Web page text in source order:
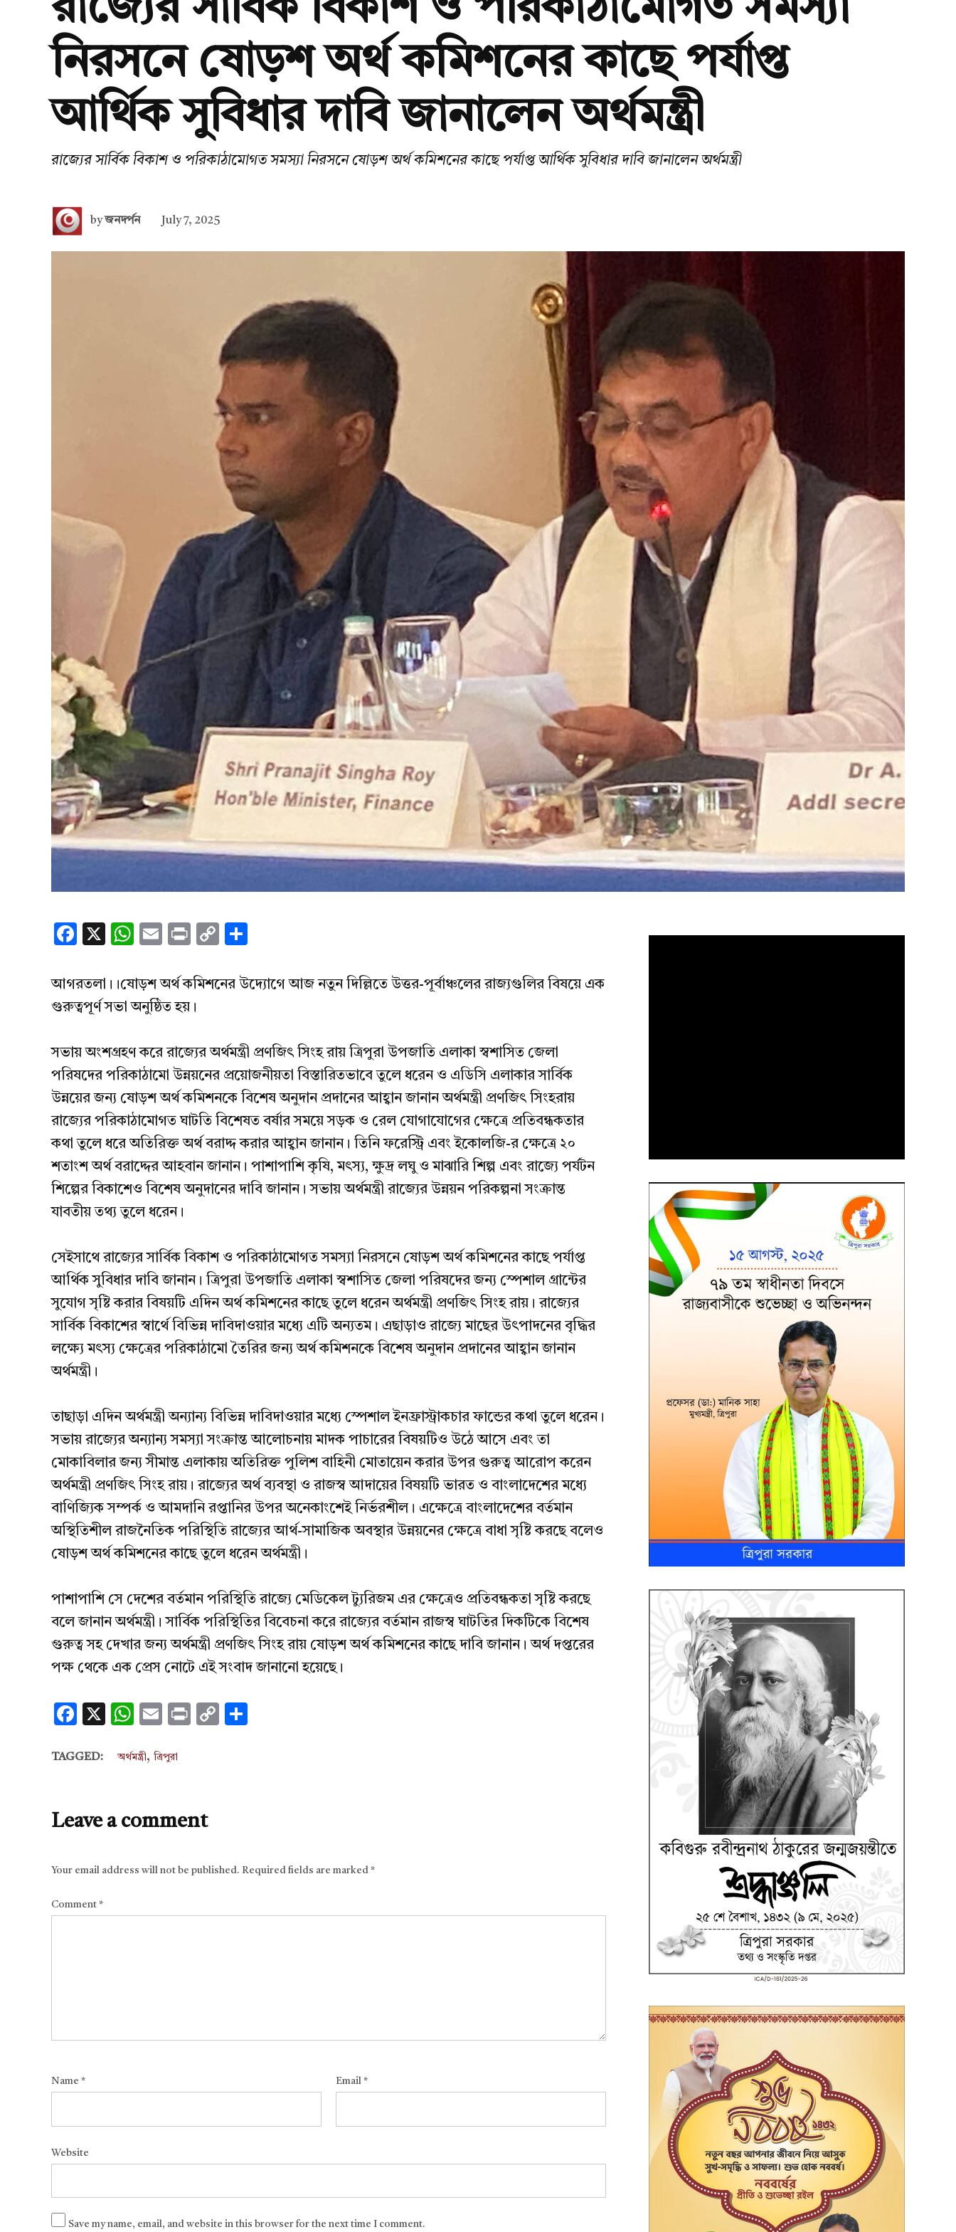
রাজ্যের সার্বিক বিকাশ ও পরিকাঠামোগত সমস্যা
নিরসনে ষোড়শ অর্থ কমিশনের কাছে পর্যাপ্ত
আর্থিক সুবিধার দাবি জানালেন অর্থমন্ত্রী
রাজ্যের সার্বিক বিকাশ ও পরিকাঠামোগত সমস্যা নিরসনে ষোড়শ অর্থ কমিশনের কাছে পর্যাপ্ত আর্থিক সুবিধার দাবি জানালেন অর্থমন্ত্রী
byজনদর্পন July 7, 2025
Facebook
X WhatsApp
EmailPrintCopy
আগরতলা।।ষোড়শ অর্থ কমিশনের উদ্যোগে আজ নতুন দিল্লিতে উত্তর-পূর্বাঞ্চলের রাজ্যগুলির বিষয়ে এক
গুরুত্বপূর্ণ সভা অনুষ্ঠিত হয়।
সভায় অংশগ্রহণ করে রাজ্যের অর্থমন্ত্রী প্রণজিৎ সিংহ রায় ত্রিপুরা উপজাতি এলাকা স্বশাসিত জেলা
পরিষদের পরিকাঠামো উন্নয়নের প্রয়োজনীয়তা বিস্তারিতভাবে তুলে ধরেন ও এডিসি এলাকার সার্বিক
উন্নয়ের জন্য ষোড়শ অর্থ কমিশনকে বিশেষ অনুদান প্রদানের আহ্বান জানান অর্থমন্ত্রী প্রণজিৎ সিংহরায়
রাজ্যের পরিকাঠামোগত ঘাটতি বিশেষত বর্ষার সময়ে সড়ক ও রেল যোগাযোগের ক্ষেত্রে প্রতিবন্ধকতার
কথা তুলে ধরে অতিরিক্ত অর্থ বরাদ্দ করার আহ্বান জানান। তিনি ফরেস্ট্রি এবং ইকোলজি-র ক্ষেত্রে ২০
শতাংশ অর্থ বরাদ্দের আহবান জানান। পাশাপাশি কৃষি, মৎস্য, ক্ষুদ্র লঘু ও মাঝারি শিল্প এবং রাজ্যে পর্যটন
শিল্পের বিকাশেও বিশেষ অনুদানের দাবি জানান। সভায় অর্থমন্ত্রী রাজ্যের উন্নয়ন পরিকল্পনা সংক্রান্ত
যাবতীয় তথ্য তুলে ধরেন।
সেইসাথে রাজ্যের সার্বিক বিকাশ ও পরিকাঠামোগত সমস্যা নিরসনে ষোড়শ অর্থ কমিশনের কাছে পর্যাপ্ত
আর্থিক সুবিধার দাবি জানান। ত্রিপুরা উপজাতি এলাকা স্বশাসিত জেলা পরিষদের জন্য স্পেশাল গ্রান্টের
সুযোগ সৃষ্টি করার বিষয়টি এদিন অর্থ কমিশনের কাছে তুলে ধরেন অর্থমন্ত্রী প্রণজিৎ সিংহ রায়। রাজ্যের
সার্বিক বিকাশের স্বার্থে বিভিন্ন দাবিদাওয়ার মধ্যে এটি অন্যতম। এছাড়াও রাজ্যে মাছের উৎপাদনের বৃদ্ধির
লক্ষ্যে মৎস্য ক্ষেত্রের পরিকাঠামো তৈরির জন্য অর্থ কমিশনকে বিশেষ অনুদান প্রদানের আহ্বান জানান
অর্থমন্ত্রী।
তাছাড়া এদিন অর্থমন্ত্রী অন্যান্য বিভিন্ন দাবিদাওয়ার মধ্যে স্পেশাল ইনফ্রাস্ট্রাকচার ফান্ডের কথা তুলে ধরেন।
সভায় রাজ্যের অন্যান্য সমস্যা সংক্রান্ত আলোচনায় মাদক পাচারের বিষয়টিও উঠে আসে এবং তা
মোকাবিলার জন্য সীমান্ত এলাকায় অতিরিক্ত পুলিশ বাহিনী মোতায়েন করার উপর গুরুত্ব আরোপ করেন
অর্থমন্ত্রী প্রণজিৎ সিংহ রায়। রাজ্যের অর্থ ব্যবস্থা ও রাজস্ব আদায়ের বিষয়টি ভারত ও বাংলাদেশের মধ্যে
বাণিজ্যিক সম্পর্ক ও আমদানি রপ্তানির উপর অনেকাংশেই নির্ভরশীল। এক্ষেত্রে বাংলাদেশের বর্তমান
অস্থিতিশীল রাজনৈতিক পরিস্থিতি রাজ্যের আর্থ-সামাজিক অবস্থার উন্নয়নের ক্ষেত্রে বাধা সৃষ্টি করছে বলেও
ষোড়শ অর্থ কমিশনের কাছে তুলে ধরেন অর্থমন্ত্রী।
পাশাপাশি সে দেশের বর্তমান পরিস্থিতি রাজ্যে মেডিকেল ট্যুরিজম এর ক্ষেত্রেও প্রতিবন্ধকতা সৃষ্টি করছে
বলে জানান অর্থমন্ত্রী। সার্বিক পরিস্থিতির বিবেচনা করে রাজ্যের বর্তমান রাজস্ব ঘাটতির দিকটিকে বিশেষ
গুরুত্ব সহ দেখার জন্য অর্থমন্ত্রী প্রণজিৎ সিংহ রায় ষোড়শ অর্থ কমিশনের কাছে দাবি জানান। অর্থ দপ্তরের
পক্ষ থেকে এক প্রেস নোটে এই সংবাদ জানানো হয়েছে।
Facebook
X WhatsApp
EmailPrintCopy
TAGGED: অর্থমন্ত্রী , ত্রিপুরা
Leave a comment
Your email address will not be published. Required fields are marked *
Comment *
Name * Email *
Website
Save my name, email, and website in this browser for the next time I comment.